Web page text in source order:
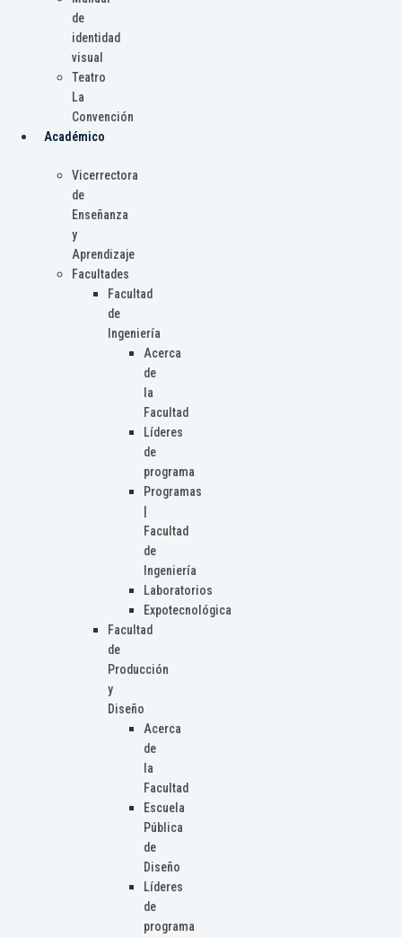
de
identidad
visual
Teatro
La
Convención
Académico
Vicerrectora
de
Enseñanza
y
Aprendizaje
Facultades
Facultad
de
Ingeniería
Acerca
de
la
Facultad
Líderes
de
programa
Programas
Facultad
de
Ingeniería
Laboratorios
Expotecnológica
Facultad
de
Producción
y
Diseño
Acerca
de
la
Facultad
Escuela
Pública
de
Diseño
Líderes
de
programa